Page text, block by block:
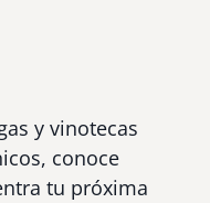
y vinotecas
conoce
tu próxima